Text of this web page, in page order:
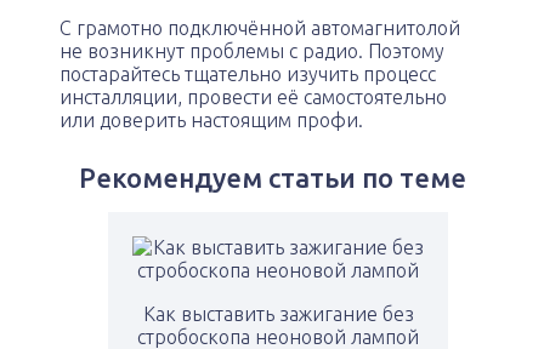
С грамотно подключённой автомагнитолой
не возникнут проблемы с радио. Поэтому
постарайтесь тщательно изучить процесс
инсталляции, провести её самостоятельно
или доверить настоящим профи.
Рекомендуем статьи по теме
Как выставить зажигание без
стробоскопа неоновой лампой